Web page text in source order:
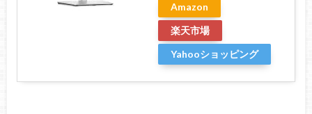
Amazon
楽天市場
Yahooショッピング